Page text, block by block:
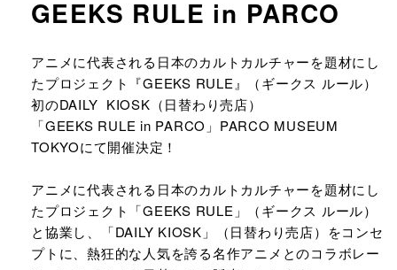
GEEKS RULE in PARCO
URLをコピーする
アニメに代表される日本のカルトカルチャーを題材にし
たプロジェクト『GEEKS RULE』（ギークス ルール）
初のDAILY KIOSK（日替わり売店）
「GEEKS RULE in PARCO」PARCO MUSEUM
TOKYOにて開催決定！
アニメに代表される日本のカルトカルチャーを題材にし
たプロジェクト「GEEKS RULE」（ギークス ルール）
と協業し、「DAILY KIOSK」（日替わり売店）をコンセ
プトに、熱狂的な人気を誇る名作アニメとのコラボレー